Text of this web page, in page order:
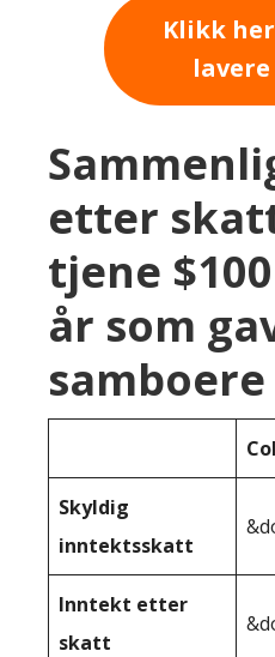
Klikk
etter
tjene
år som
samboere
Skyldig
inntektsskatt
Inntekt etter
skatt